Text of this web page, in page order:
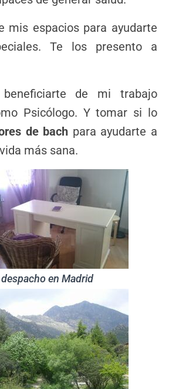
mis espacios para ayudarte
Te los presento a
de mi trabajo
Psicólogo. Y tomar si lo
de bach para ayudarte a
más sana.
en Madrid